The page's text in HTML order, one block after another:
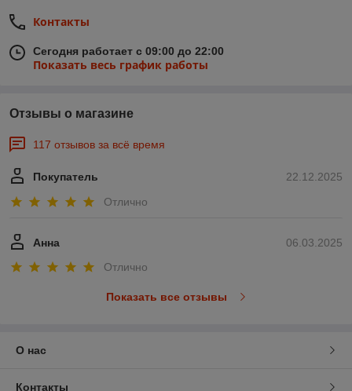
Контакты
Сегодня работает с 09:00 до 22:00
Показать весь график работы
Отзывы о магазине
117 отзывов за всё время
22.12.2025
Покупатель
Отлично
06.03.2025
Анна
Отлично
Показать все отзывы
О нас
Контакты